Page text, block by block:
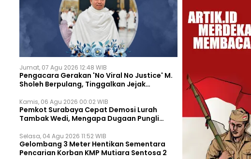
Jumat, 07 Agu 2026 12:48 WIB
Pengacara Gerakan 'No Viral No Justice' M.
Sholeh Berpulang, Tinggalkan Jejak
Kamis, 06 Agu 2026 00:02 WIB
Pemkot Surabaya Cepat Demosi Lurah
Tambak Wedi, Mengapa Dugaan Pungli
Selasa, 04 Agu 2026 11:52 WIB
Gelombang 3 Meter Hentikan Sementara
Pencarian Korban KMP Mutiara Sentosa 2